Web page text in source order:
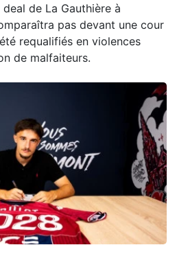
de La Gauthière à
pas devant une cour
requalifiés en violences
de malfaiteurs.